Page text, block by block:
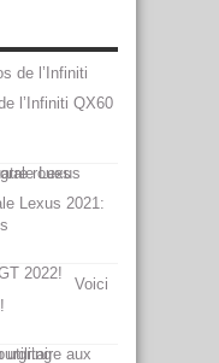
l’Infiniti QX60
Lexus 2021:
Voici